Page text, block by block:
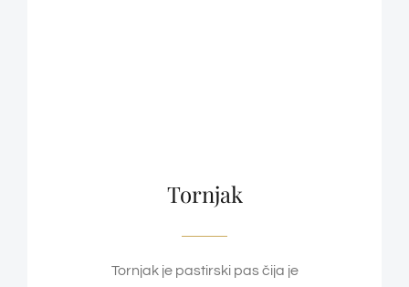
Tornjak
Tornjak je pastirski pas čija je